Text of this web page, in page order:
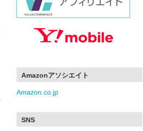
Amazonアソシエイト
Amazon.co.jp
SNS